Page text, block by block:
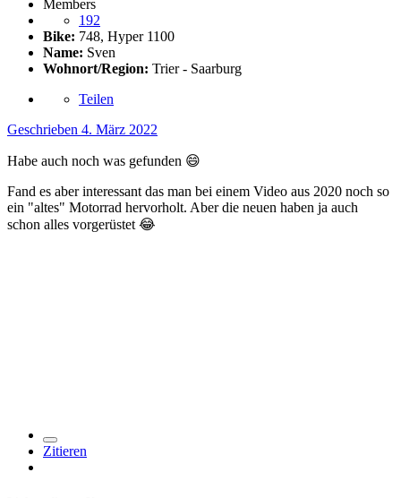
Members
192
Bike: 748, Hyper 1100
Name: Sven
Wohnort/Region: Trier - Saarburg
Teilen
Geschrieben 4. März 2022
Habe auch noch was gefunden 😄
Fand es aber interessant das man bei einem Video aus 2020 noch so
ein "altes" Motorrad hervorholt. Aber die neuen haben ja auch
schon alles vorgerüstet 😂
Zitieren